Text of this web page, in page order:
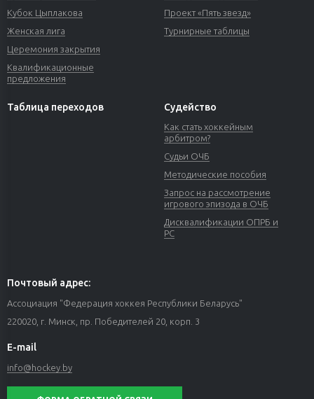
Кубок Цыплакова
Женская лига
Церемония закрытия
Квалификационные
предложения
Проект «Пять звезд»
Турнирные таблицы
Таблица переходов Судейство
Как стать хоккейным
арбитром?
Судьи ОЧБ
Методические пособия
Запрос на рассмотрение
игрового эпизода в ОЧБ
Дисквалификации ОПРБ и
РС
Почтовый адрес:
Ассоциация "Федерация хоккея Республики Беларусь"
220020, г. Минск, пр. Победителей 20, корп. 3
E-mail
info@hockey.by